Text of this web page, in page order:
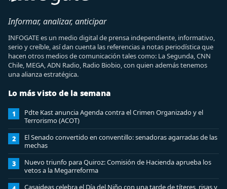
Informar, analizar, anticipar
INFOGATE es un medio digital de prensa independiente, informativo,
serio y creíble, así dan cuenta las referencias a notas periodística que
hacen otros medios de comunicación tales como: La Segunda, CNN
Chile, MEGA, ADN Radio, Radio Biobio, con quien además tenemos
una alianza estratégica.
Lo más visto de la semana
1
Pdte Kast anuncia Agenda contra el Crimen Organizado y el
Terrorismo (ACOT)
2
El Senado convertido en conventillo: senadoras agarradas de las
mechas
3
Nuevo triunfo para Quiroz: Comisión de Hacienda aprueba los
vetos a la Megarreforma
Casaideas celebra el Día del Niño con una tarde de títeres, risas y